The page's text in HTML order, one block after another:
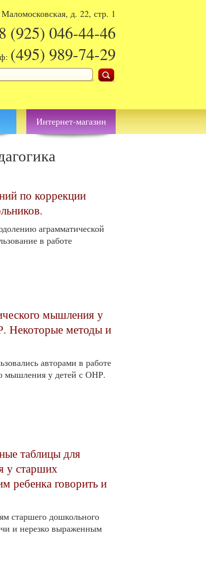
д. 22, стр. 1
(925) 046-44-46
(495) 989-74-29
Интернет-магазин
по коррекции
аграмматической
в работе
мышления у
Некоторые методы и
авторами в работе
мышления у детей с ОНР.
таблицы для
у старших
ребенка говорить и
старшего дошкольного
и нерезко выраженным